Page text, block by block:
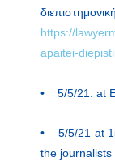
https://
apaitei-
• 5/5/21: at
• 5/5/21 at
the